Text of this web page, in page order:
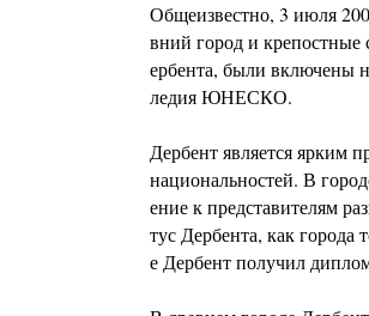
Общеизвестно, 3 июля
вний город и крепостные
ербента, были включены
ледия ЮНЕСКО.
Дербент является ярким
национальностей. В
ение к представителям
тус Дербента, как
е Дербент получил